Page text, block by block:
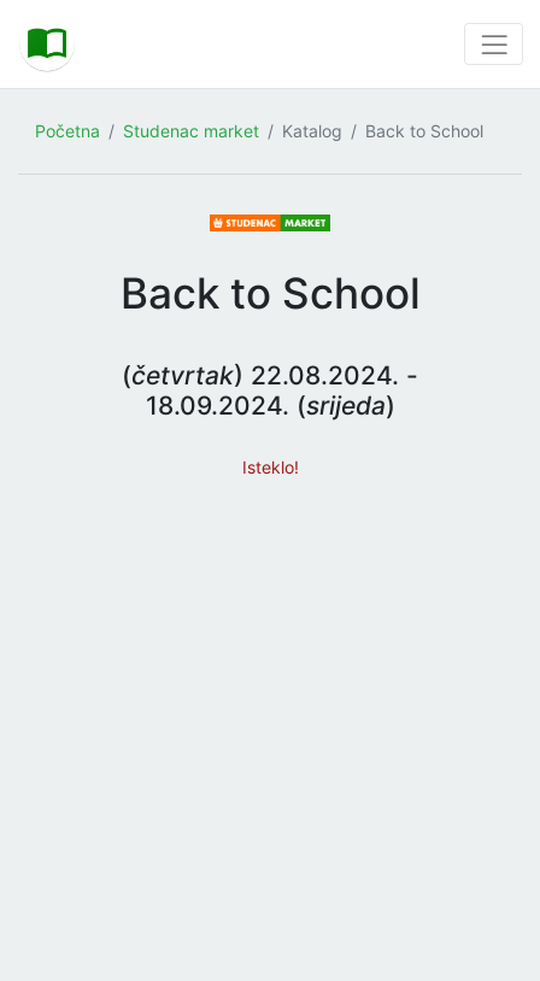
Početna Studenac market Katalog Back to School
Back to School
(četvrtak) 22.08.2024. -
18.09.2024. (srijeda)
Isteklo!